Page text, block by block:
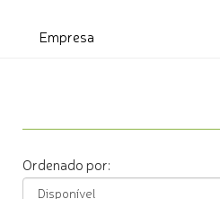
Empresa
Ordenado por: